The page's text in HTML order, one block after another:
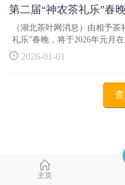
第二届“神农茶礼乐”春
（湖北茶叶网消息）由相予
礼乐”春晚，将于2026年元月
2026-01-01
主页